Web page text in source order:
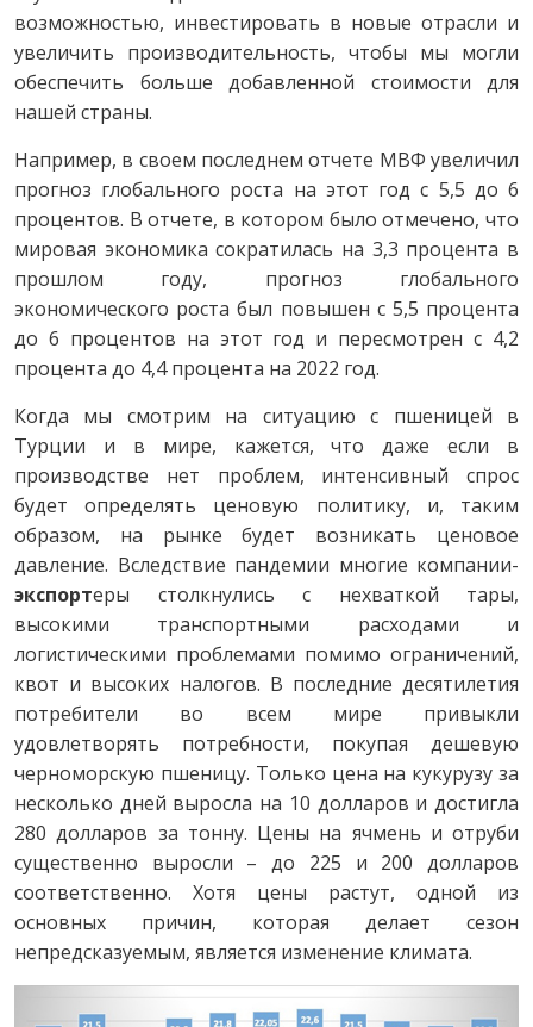
возможностью, инвестировать в новые отрасли и
увеличить производительность, чтобы мы могли
обеспечить больше добавленной стоимости для
нашей страны.
Например, в своем последнем отчете МВФ увеличил
прогноз глобального роста на этот год с 5,5 до 6
процентов. В отчете, в котором было отмечено, что
мировая экономика сократилась на 3,3 процента в
прошлом году, прогноз глобального
экономического роста был повышен с 5,5 процента
до 6 процентов на этот год и пересмотрен с 4,2
процента до 4,4 процента на 2022 год.
Когда мы смотрим на ситуацию с пшеницей в
Турции и в мире, кажется, что даже если в
производстве нет проблем, интенсивный спрос
будет определять ценовую политику, и, таким
образом, на рынке будет возникать ценовое
давление. Вследствие пандемии многие компании-
экспортеры столкнулись с нехваткой тары,
высокими транспортными расходами и
логистическими проблемами помимо ограничений,
квот и высоких налогов. В последние десятилетия
потребители во всем мире привыкли
удовлетворять потребности, покупая дешевую
черноморскую пшеницу. Только цена на кукурузу за
несколько дней выросла на 10 долларов и достигла
280 долларов за тонну. Цены на ячмень и отруби
существенно выросли – до 225 и 200 долларов
соответственно. Хотя цены растут, одной из
основных причин, которая делает сезон
непредсказуемым, является изменение климата.